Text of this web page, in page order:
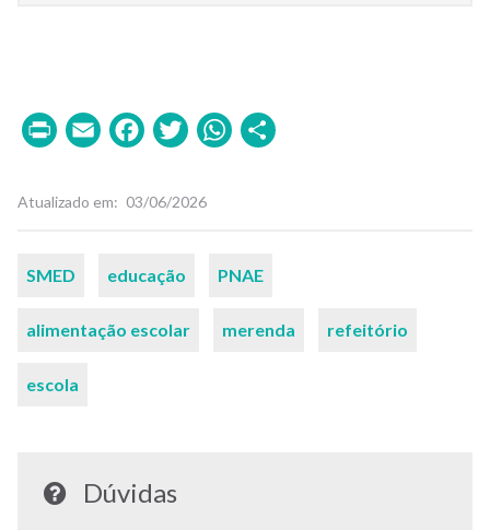
PrintEmailFacebook
TwitterWhatsApp
Atualizado em 03/06/2026
Palavras-
SMED educação PNAE
alimentação escolar merenda refeitório
escola
Dúvidas